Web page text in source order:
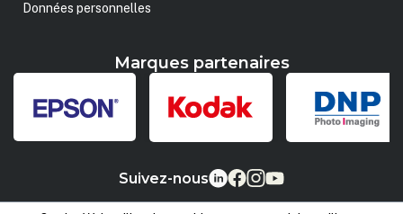
Données personnelles
Marques partenaires
Suivez-nous